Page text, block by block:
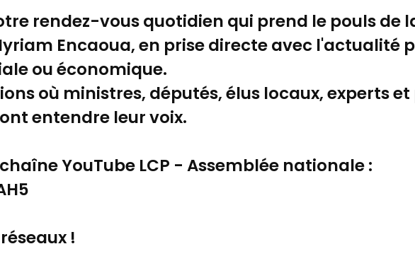
rendez-vous quotidien qui prend le pouls de
Encaoua, en prise directe avec l'actualité
ou économique.
où ministres, députés, élus locaux, experts
entendre leur voix.
YouTube LCP - Assemblée nationale :
!